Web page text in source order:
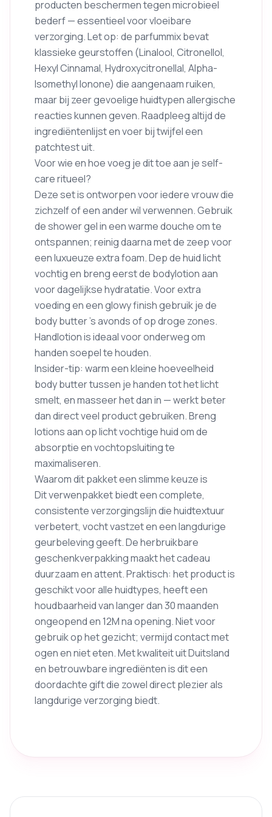
producten beschermen tegen microbieel
bederf — essentieel voor vloeibare
verzorging. Let op: de parfummix bevat
klassieke geurstoffen (Linalool, Citronellol,
Hexyl Cinnamal, Hydroxycitronellal, Alpha-
Isomethyl Ionone) die aangenaam ruiken,
maar bij zeer gevoelige huidtypen allergische
reacties kunnen geven. Raadpleeg altijd de
ingrediëntenlijst en voer bij twijfel een
patchtest uit.
Voor wie en hoe voeg je dit toe aan je self-
care ritueel?
Deze set is ontworpen voor iedere vrouw die
zichzelf of een ander wil verwennen. Gebruik
de shower gel in een warme douche om te
ontspannen; reinig daarna met de zeep voor
een luxueuze extra foam. Dep de huid licht
vochtig en breng eerst de bodylotion aan
voor dagelijkse hydratatie. Voor extra
voeding en een glowy finish gebruik je de
body butter ’s avonds of op droge zones.
Handlotion is ideaal voor onderweg om
handen soepel te houden.
Insider-tip: warm een kleine hoeveelheid
body butter tussen je handen tot het licht
smelt, en masseer het dan in — werkt beter
dan direct veel product gebruiken. Breng
lotions aan op licht vochtige huid om de
absorptie en vochtopsluiting te
maximaliseren.
Waarom dit pakket een slimme keuze is
Dit verwenpakket biedt een complete,
consistente verzorgingslijn die huidtextuur
verbetert, vocht vastzet en een langdurige
geurbeleving geeft. De herbruikbare
geschenkverpakking maakt het cadeau
duurzaam en attent. Praktisch: het product is
geschikt voor alle huidtypes, heeft een
houdbaarheid van langer dan 30 maanden
ongeopend en 12M na opening. Niet voor
gebruik op het gezicht; vermijd contact met
ogen en niet eten. Met kwaliteit uit Duitsland
en betrouwbare ingrediënten is dit een
doordachte gift die zowel direct plezier als
langdurige verzorging biedt.